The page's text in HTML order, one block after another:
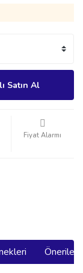
Satın Al
Fiyat Alarmı